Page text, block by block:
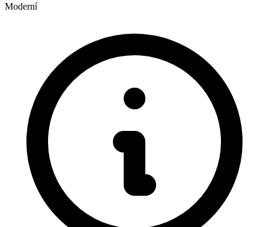
Moderní